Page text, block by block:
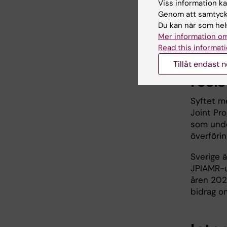
Syftet
Joint
som
Sverige
åren
bidrag
Viss information
Genom att
Du kan när som
Mer information
Read this
Tillåt endast